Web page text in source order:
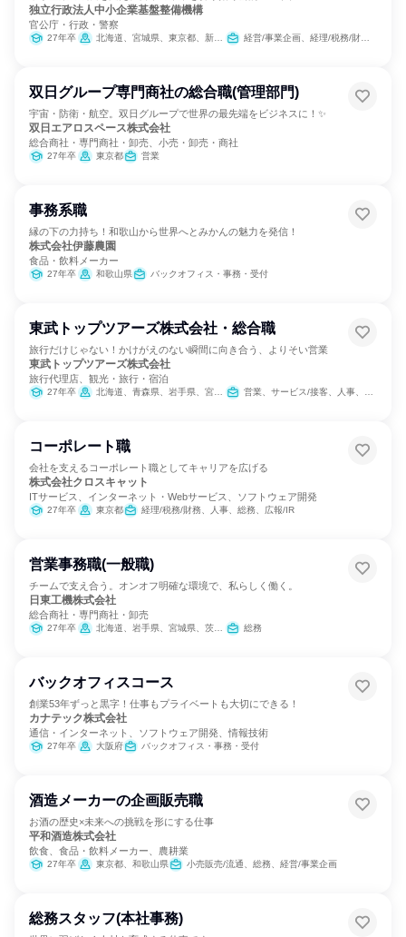
独立行政法人中小企業基盤整備機構
官公庁・行政・警察
27年卒 北海道、宮城県、東京都、新潟県、石川県、愛知県、大阪府、兵庫県、広島県、香川県、福岡県、熊本県、沖縄県 経営/事業企画、経理/税務/財務、人事、総務
双日グループ専門商社の総合職(管理部門)
宇宙・防衛・航空。双日グループで世界の最先端をビジネスに！✨
双日エアロスペース株式会社
総合商社・専門商社・卸売、小売・卸売・商社
27年卒 東京都 営業
事務系職
縁の下の力持ち！和歌山から世界へとみかんの魅力を発信！
株式会社伊藤農園
食品・飲料メーカー
27年卒 和歌山県 バックオフィス・事務・受付
東武トップツアーズ株式会社・総合職
旅行だけじゃない！かけがえのない瞬間に向き合う、よりそい営業
東武トップツアーズ株式会社
旅行代理店、観光・旅行・宿泊
27年卒 北海道、青森県、岩手県、宮城県、秋田県、山形県、福島県、茨城県、栃木県、群馬県、埼玉県、千葉県、東京都、神奈川県、新潟県、富山県、石川県、福井県、山梨県、長野県、岐阜県、静岡県、愛知県、三重県、滋賀県、京都府、大阪府、兵庫県、奈良県、和歌山県、鳥取県、島根県、岡山県、広島県、山口県、徳島県、香川県、愛媛県、高知県、福岡県、佐賀県、長崎県、熊本県、大分県、宮崎県、鹿児島県、沖縄県 営業、サービス/接客、人事、総務、法務/知財
コーポレート職
会社を支えるコーポレート職としてキャリアを広げる
株式会社クロスキャット
ITサービス、インターネット・Webサービス、ソフトウェア開発
27年卒 東京都 経理/税務/財務、人事、総務、広報/IR
営業事務職(一般職)
チームで支え合う。オンオフ明確な環境で、私らしく働く。
日東工機株式会社
総合商社・専門商社・卸売
27年卒 北海道、岩手県、宮城県、茨城県、埼玉県、千葉県、東京都、神奈川県、新潟県、長野県、愛知県 総務
バックオフィスコース
創業53年ずっと黒字！仕事もプライベートも大切にできる！
カナテック株式会社
通信・インターネット、ソフトウェア開発、情報技術
27年卒 大阪府 バックオフィス・事務・受付
酒造メーカーの企画販売職
お酒の歴史×未来への挑戦を形にする仕事
平和酒造株式会社
飲食、食品・飲料メーカー、農耕業
27年卒 東京都、和歌山県 小売販売/流通、総務、経営/事業企画
総務スタッフ(本社事務)